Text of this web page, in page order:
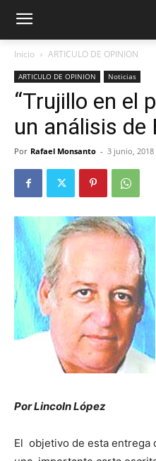
Inicio ARTICULO DE OPINION
ARTICULO DE OPINION Noticias
“Trujillo en el
un análisis de
Por Rafael Monsanto - 3 junio, 2018
Por Lincoln López
El objetivo de esta entrega